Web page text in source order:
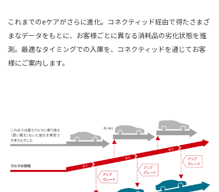
これまでのeケアがさらに進化。コネクティッド経由で得たさまざ
まなデータをもとに、お客様ごとに異なる消耗品の劣化状態を推
測。最適なタイミングでの入庫を、コネクティッドを通じてお客
様にご案内します。